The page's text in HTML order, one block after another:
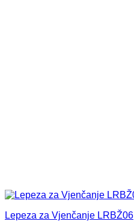
Lepeza za Vjenčanje LRBŽ06